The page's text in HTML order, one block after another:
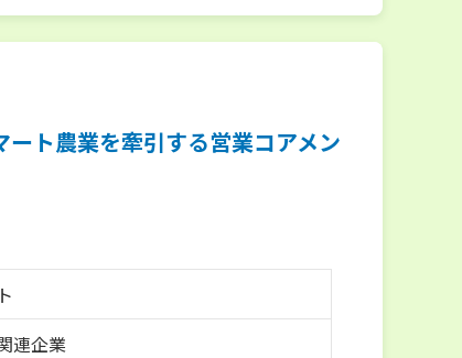
ト農業を牽引する営業コアメン
連企業